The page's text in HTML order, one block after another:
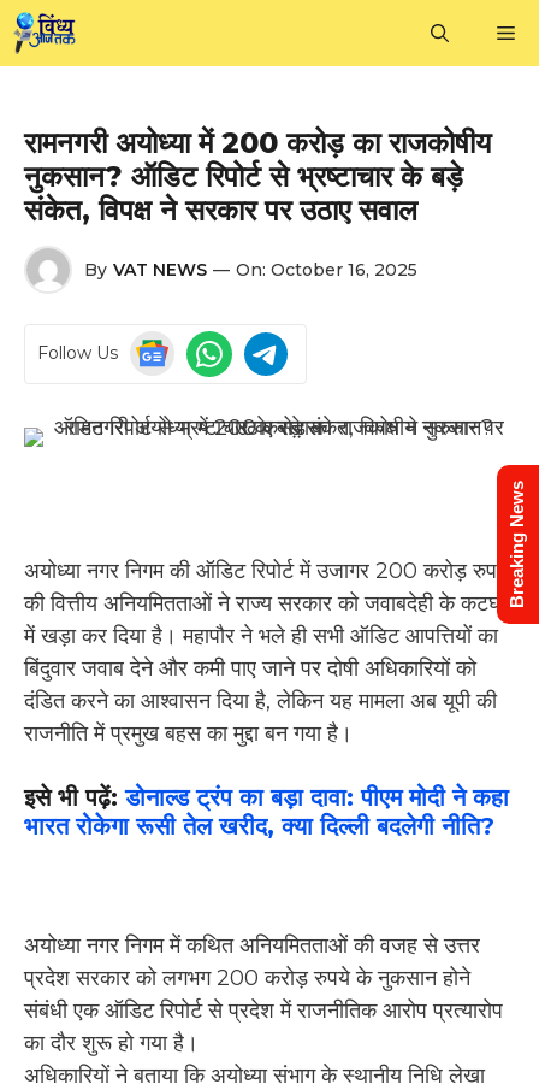
Skip
to
रामनगरी अयोध्या में 200 करोड़ का राजकोषीय
नुकसान? ऑडिट रिपोर्ट से भ्रष्टाचार के बड़े
संकेत, विपक्ष ने सरकार पर उठाए सवाल
By VAT NEWS — On: October 16, 2025
Follow Us
अयोध्या नगर निगम की ऑडिट रिपोर्ट में उजागर 200 करोड़ रुपये
की वित्तीय अनियमितताओं ने राज्य सरकार को जवाबदेही के कटघरे
में खड़ा कर दिया है। महापौर ने भले ही सभी ऑडिट आपत्तियों का
बिंदुवार जवाब देने और कमी पाए जाने पर दोषी अधिकारियों को
दंडित करने का आश्वासन दिया है, लेकिन यह मामला अब यूपी की
राजनीति में प्रमुख बहस का मुद्दा बन गया है।
इसे भी पढ़ें:डोनाल्ड ट्रंप का बड़ा दावा: पीएम मोदी ने कहा
भारत रोकेगा रूसी तेल खरीद, क्या दिल्ली बदलेगी नीति?
अयोध्या नगर निगम में कथित अनियमितताओं की वजह से उत्तर
प्रदेश सरकार को लगभग 200 करोड़ रुपये के नुकसान होने
संबंधी एक ऑडिट रिपोर्ट से प्रदेश में राजनीतिक आरोप प्रत्यारोप
का दौर शुरू हो गया है।
अधिकारियों ने बताया कि अयोध्या संभाग के स्थानीय निधि लेखा
Breaking News